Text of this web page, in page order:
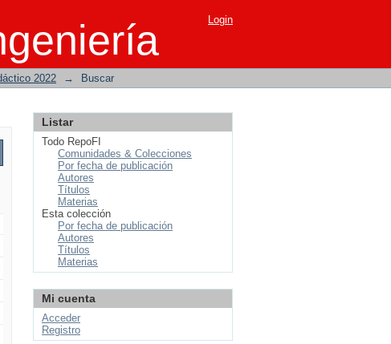
Login
2022 → Buscar
Listar
Todo RepoFI
Comunidades & Colecciones
Por fecha de publicación
Autores
Títulos
Materias
Esta colección
Por fecha de publicación
Autores
Títulos
Materias
Mi cuenta
Acceder
Registro